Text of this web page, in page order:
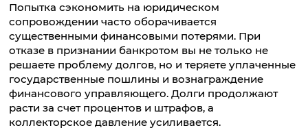
Попытка сэкономить на юридическом
сопровождении часто оборачивается
существенными финансовыми потерями. При
отказе в признании банкротом вы не только не
решаете проблему долгов, но и теряете уплаченные
государственные пошлины и вознаграждение
финансового управляющего. Долги продолжают
расти за счет процентов и штрафов, а
коллекторское давление усиливается.